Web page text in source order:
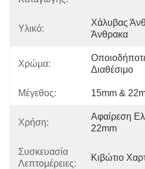
Υλικό:
Χάλυβας
Άνθρακα
Χρώμα:
Διαθέσιμο
Μέγεθος: 15mm &
Χρήση:
Αφαίρεση
22mm
Συσκευασία
Λεπτομέρειες:
Κιβώτιο